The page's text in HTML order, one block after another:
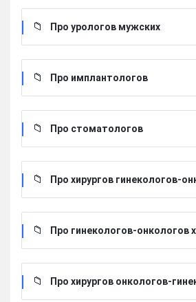
Про урологов мужских
Про имплантологов
Про стоматологов
Про хирургов гинекологов-
Про гинекологов-онкологов
Про хирургов онкологов-